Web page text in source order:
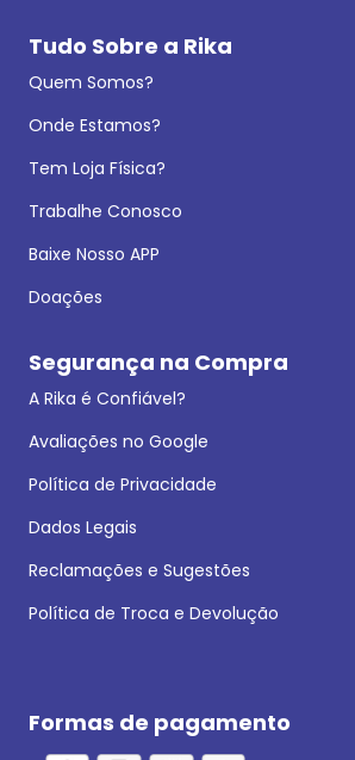
Tudo Sobre a Rika
Quem Somos?
Onde Estamos?
Tem Loja Física?
Trabalhe Conosco
Baixe Nosso APP
Doações
Segurança na Compra
A Rika é Confiável?
Avaliações no Google
Política de Privacidade
Dados Legais
Reclamações e Sugestões
Política de Troca e Devolução
Formas de pagamento